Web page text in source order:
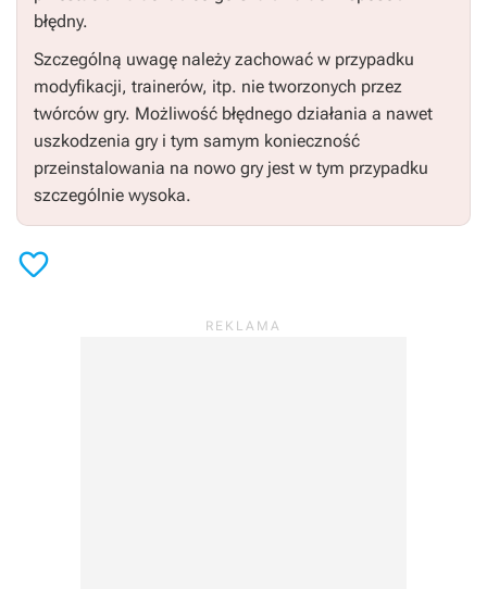
błędny.
Szczególną uwagę należy zachować w przypadku
modyfikacji, trainerów, itp. nie tworzonych przez
twórców gry. Możliwość błędnego działania a nawet
uszkodzenia gry i tym samym konieczność
przeinstalowania na nowo gry jest w tym przypadku
szczególnie wysoka.
